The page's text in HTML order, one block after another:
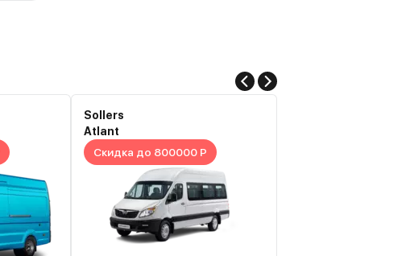
Sollers
Atlant
Скидка до 800000 Р